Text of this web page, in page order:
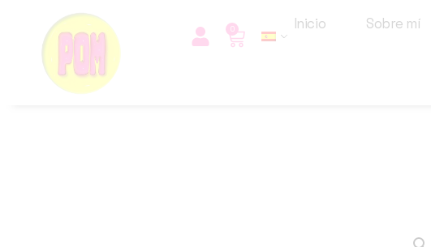
0 Inicio Sobre mí